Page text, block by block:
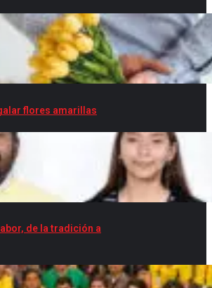
flores amarillas
de la tradición a